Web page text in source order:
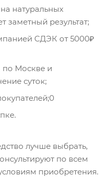
натуральных
заметный результат;
СДЭК от 5000₽
по Москве и
суток;
лучше выбрать,
по всем
приобретения.